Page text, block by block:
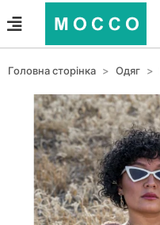
Головна сторінка Одяг